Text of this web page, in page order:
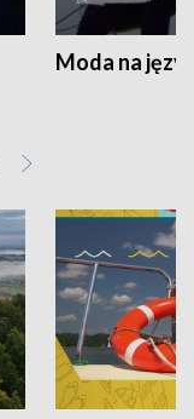
Moda na